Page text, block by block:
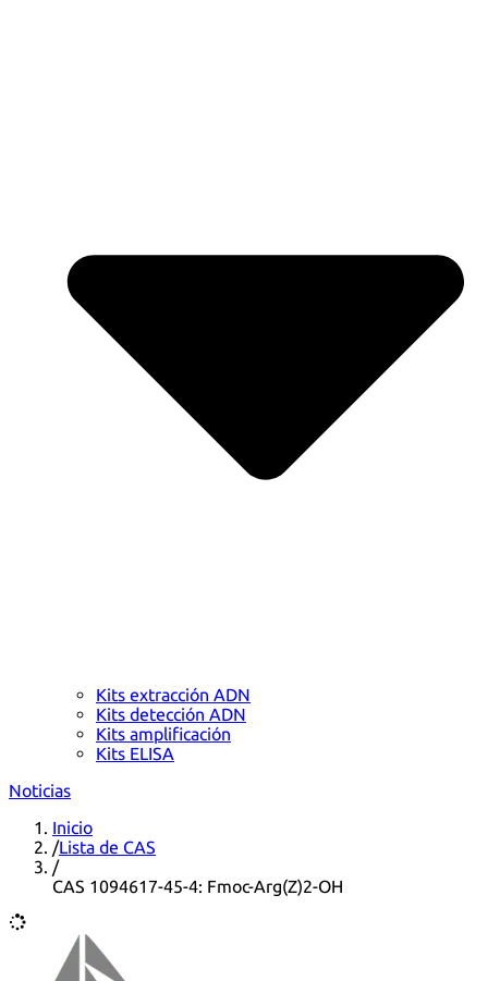
Kits extracción ADN
Kits detección ADN
Kits amplificación
Kits ELISA
Noticias
Inicio
/Lista de CAS
/
CAS 1094617-45-4: Fmoc-Arg(Z)2-OH